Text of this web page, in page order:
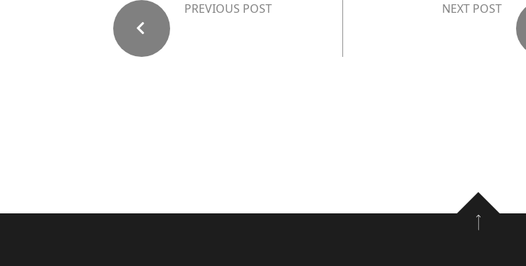
PREVIOUS POST NEXT POST